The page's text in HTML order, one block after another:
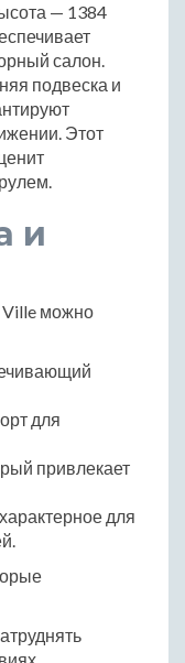
— 1384
салон.
подвеска и
Этот
и
Ville можно
для
привлекает
для